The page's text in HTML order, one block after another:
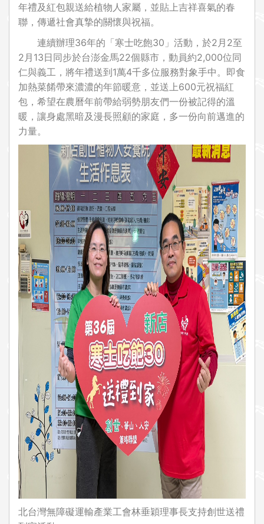
年禮及紅包親送給植物人家屬，並貼上吉祥喜氣的春
聯，傳遞社會真摯的關懷與祝福。
連續辦理36年的「寒士吃飽30」活動，於2月2至
2月13日同步於台澎金馬22個縣市，動員約2,000位同
仁與義工，將年禮送到1萬4千多位服務對象手中。即食
加熱菜餚帶來濃濃的年節暖意，並送上600元祝福紅
包，希望在農曆年前帶給弱勢朋友們一份被記得的溫
暖，讓身處黑暗及漫長照顧的家庭，多一份向前邁進的
力量。
北台灣無障礙運輸產業工會林垂穎理事長支持創世送禮